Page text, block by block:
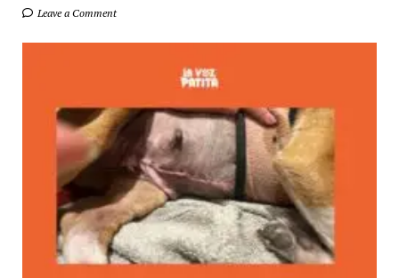
Leave a Comment